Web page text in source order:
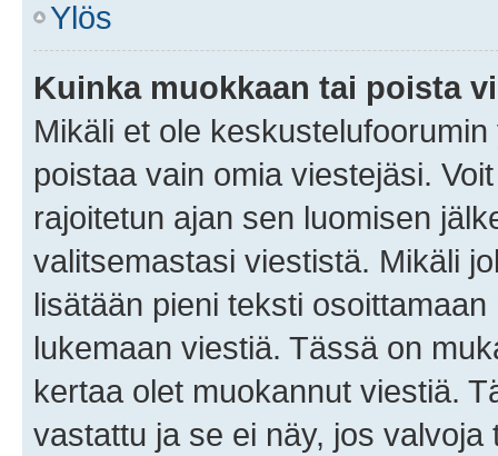
Ylös
Kuinka muokkaan tai poista
Mikäli et ole
poistaa vain omia viestejäsi.
rajoitetun ajan sen luomisen
valitsemastasi viestistä. Mikäli
lisätään pieni teksti
lukemaan viestiä. Tässä on
kertaa olet muokannut viestiä.
vastattu ja se ei näy, jos